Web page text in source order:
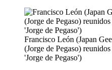
Francisco León (Japan
(Jorge de Pegaso)
'Jorge de Pegaso')